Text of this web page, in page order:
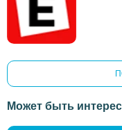
Может быть